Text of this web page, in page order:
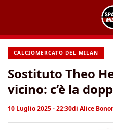
contenuto
CALCIOMERCATO DEL MILAN
Sostituto Theo
vicino: c’è la
10 Luglio 2025 - 22:30di Alice